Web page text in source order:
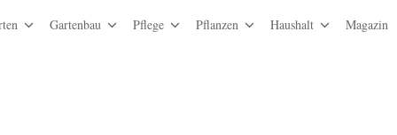
Gartenbau Pflege Pflanzen Haushalt Magazin